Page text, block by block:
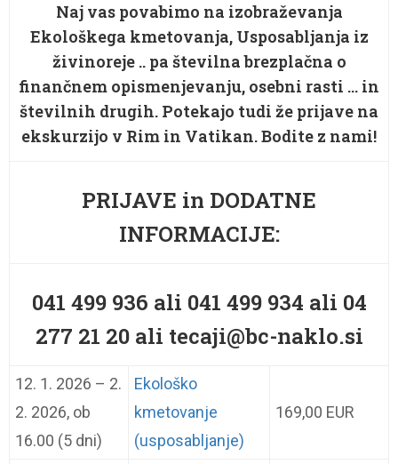
Naj vas povabimo na izobraževanja
Ekološkega kmetovanja, Usposabljanja iz
živinoreje .. pa številna brezplačna o
finančnem opismenjevanju, osebni rasti … in
številnih drugih. Potekajo tudi že prijave na
ekskurzijo v Rim in Vatikan. Bodite z nami!
PRIJAVE in DODATNE
INFORMACIJE:
041 499 936 ali 041 499 934 ali 04
277 21 20 ali tecaji@bc-naklo.si
12. 1. 2026 – 2.
2. 2026, ob
16.00 (5 dni)
Ekološko
kmetovanje
(usposabljanje)
169,00 EUR